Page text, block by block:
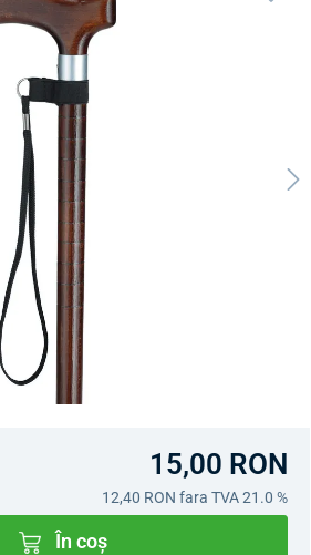
15,00 RON
12,40 RON fara TVA 21.0 %
În coș